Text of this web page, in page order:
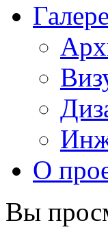
О
Вы